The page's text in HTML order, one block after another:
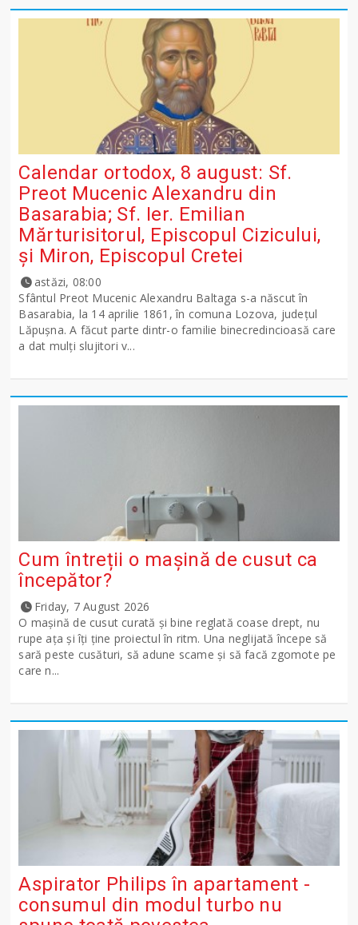
Calendar ortodox, 8 august: Sf.
Preot Mucenic Alexandru din
Basarabia; Sf. Ier. Emilian
Mărturisitorul, Episcopul Cizicului,
şi Miron, Episcopul Cretei
astăzi, 08:00
Sfântul Preot Mucenic Alexandru Baltaga s-a născut în
Basarabia, la 14 aprilie 1861, în comuna Lozova, județul
Lăpușna. A făcut parte dintr-o familie binecredincioasă care
a dat mulți slujitori v...
Cum întreții o mașină de cusut ca
începător?
Friday, 7 August 2026
O mașină de cusut curată și bine reglată coase drept, nu
rupe ața și îți ține proiectul în ritm. Una neglijată începe să
sară peste cusături, să adune scame și să facă zgomote pe
care n...
Aspirator Philips în apartament -
consumul din modul turbo nu